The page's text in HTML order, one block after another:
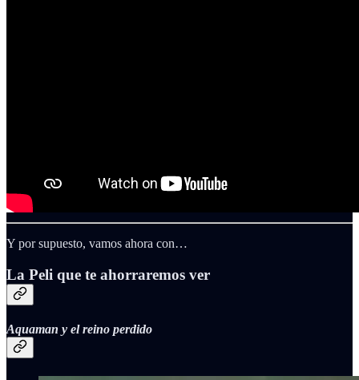
Y por supuesto, vamos ahora con…
La Peli que te ahorraremos ver
Aquaman y el reino perdido